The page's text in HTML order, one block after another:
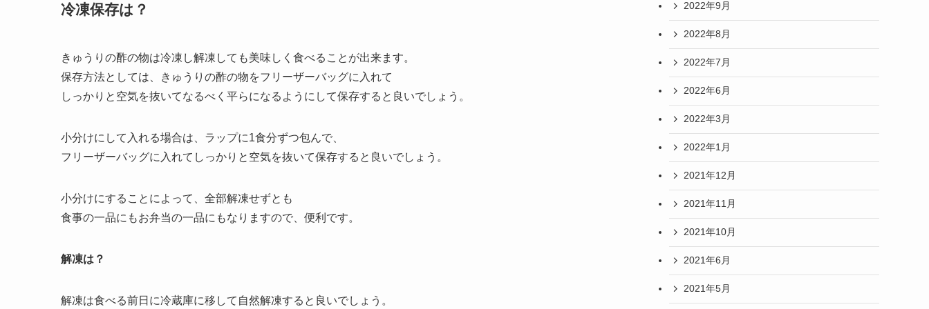
冷凍保存は？
きゅうりの酢の物は冷凍し解凍しても美味しく食べることが出来ます。
保存方法としては、きゅうりの酢の物をフリーザーバッグに入れて
しっかりと空気を抜いてなるべく平らになるようにして保存すると良いでしょう。
小分けにして入れる場合は、ラップに1食分ずつ包んで、
フリーザーバッグに入れてしっかりと空気を抜いて保存すると良いでしょう。
小分けにすることによって、全部解凍せずとも
食事の一品にもお弁当の一品にもなりますので、便利です。
解凍は？
解凍は食べる前日に冷蔵庫に移して自然解凍すると良いでしょう。
2022年9月
2022年8月
2022年7月
2022年6月
2022年3月
2022年1月
2021年12月
2021年11月
2021年10月
2021年6月
2021年5月